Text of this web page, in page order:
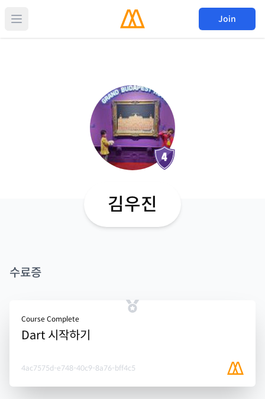
Join
김우진
수료증
Course Complete
Dart 시작하기
4ac7575d-e748-40c9-8a76-bff4c5